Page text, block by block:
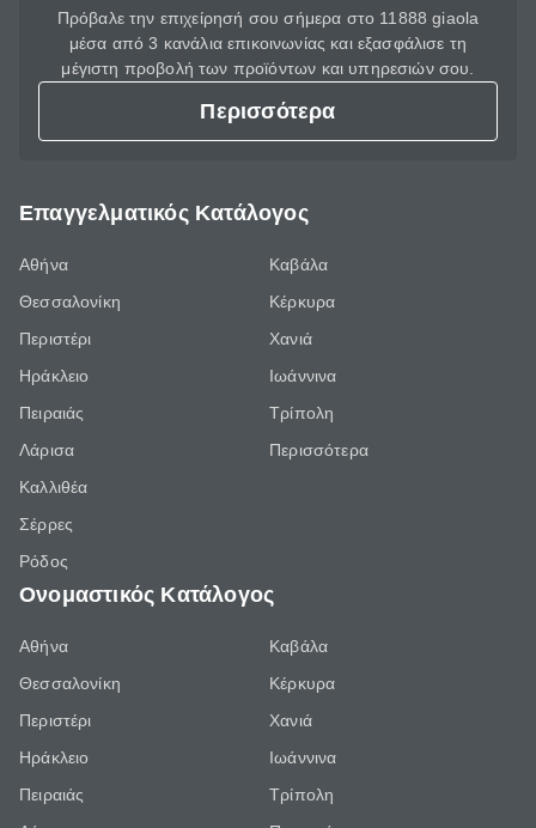
Πρόβαλε την επιχείρησή σου σήμερα στο 11888 giaola
μέσα από 3 κανάλια επικοινωνίας και εξασφάλισε τη
μέγιστη προβολή των προϊόντων και υπηρεσιών σου.
Περισσότερα
Επαγγελματικός Κατάλογος
Αθήνα
Θεσσαλονίκη
Περιστέρι
Ηράκλειο
Πειραιάς
Λάρισα
Καλλιθέα
Σέρρες
Ρόδος
Καβάλα
Κέρκυρα
Χανιά
Ιωάννινα
Τρίπολη
Περισσότερα
Ονομαστικός Κατάλογος
Αθήνα
Θεσσαλονίκη
Περιστέρι
Ηράκλειο
Πειραιάς
Καβάλα
Κέρκυρα
Χανιά
Ιωάννινα
Τρίπολη